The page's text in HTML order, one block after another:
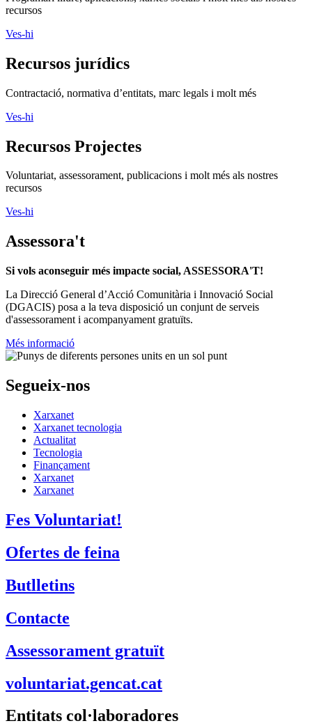
recursos
Ves-hi
Recursos jurídics
Contractació, normativa d’entitats, marc legals i molt més
Ves-hi
Recursos Projectes
Voluntariat, assessorament, publicacions i molt més als nostres
recursos
Ves-hi
Assessora't
Si vols aconseguir més impacte social, ASSESSORA'T!
La Direcció General d’Acció Comunitària i Innovació Social
(DGACIS) posa a la teva disposició un conjunt de serveis
d'assessorament i acompanyament gratuïts.
Més informació
Segueix-nos
Xarxanet
Xarxanet tecnologia
Actualitat
Tecnologia
Finançament
Xarxanet
Xarxanet
Fes Voluntariat!
Ofertes de feina
Butlletins
Contacte
Assessorament gratuït
voluntariat.gencat.cat
Entitats col·laboradores